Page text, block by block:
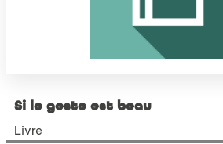
Si le geste est beau
Livre